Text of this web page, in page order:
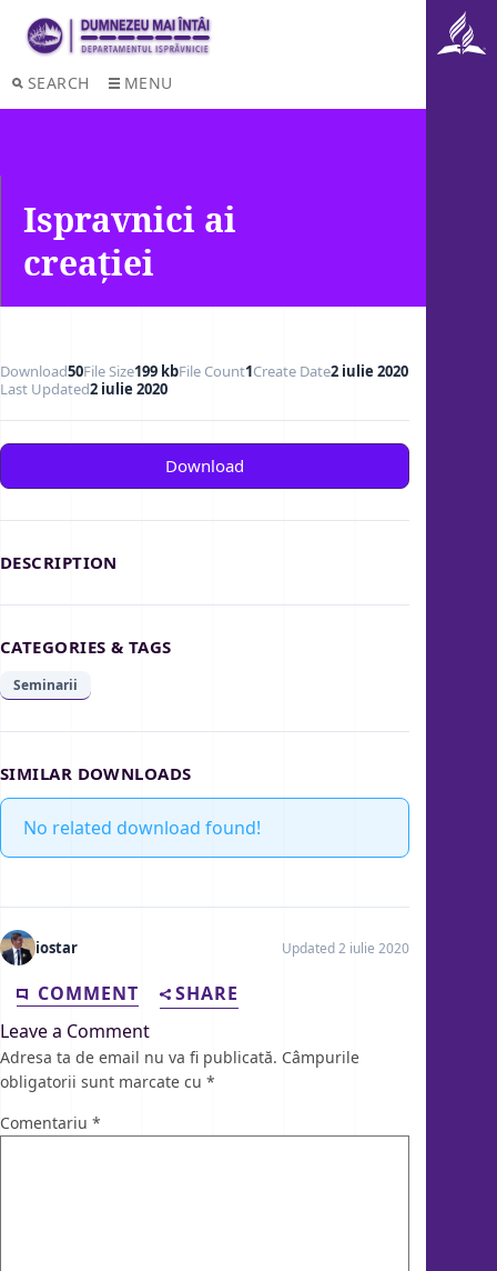
SEARCH MENU
Ispravnici ai
creației
Download50File Size199 kbFile Count1Create Date2 iulie 2020
Last Updated2 iulie 2020
Download
DESCRIPTION
CATEGORIES & TAGS
Seminarii
SIMILAR DOWNLOADS
No related download found!
iostar Updated 2 iulie 2020
COMMENT
SHARE
Leave a Comment
Adresa ta de email nu va fi publicată. Câmpurile
obligatorii sunt marcate cu *
Comentariu *